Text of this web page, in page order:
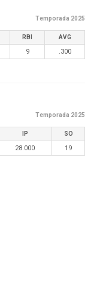
Temporada 2025
RBI AVG
9 .300
Temporada 2025
IP SO
28.000 19